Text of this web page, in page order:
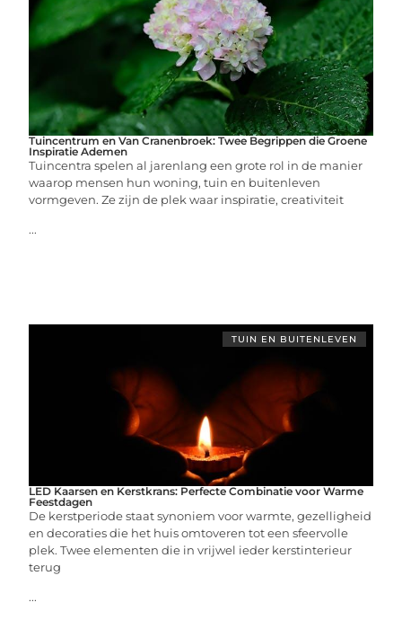
Tuincentrum en Van Cranenbroek: Twee Begrippen die Groene
Inspiratie Ademen
Tuincentra spelen al jarenlang een grote rol in de manier
waarop mensen hun woning, tuin en buitenleven
vormgeven. Ze zijn de plek waar inspiratie, creativiteit
...
TUIN EN BUITENLEVEN
LED Kaarsen en Kerstkrans: Perfecte Combinatie voor Warme
Feestdagen
De kerstperiode staat synoniem voor warmte, gezelligheid
en decoraties die het huis omtoveren tot een sfeervolle
plek. Twee elementen die in vrijwel ieder kerstinterieur
terug
...